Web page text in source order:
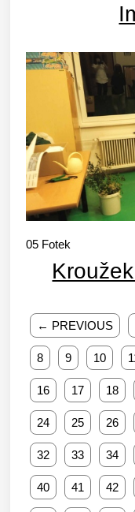
05 Fotek
← PREVIOUS
8 9 10
16 17 18
24 25 26
32 33 34
40 41 42